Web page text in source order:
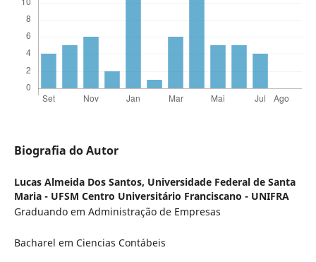
Biografia do Autor
Lucas Almeida Dos Santos, Universidade Federal de Santa
Maria - UFSM Centro Universitário Franciscano - UNIFRA
Graduando em Administração de Empresas
Bacharel em Ciencias Contábeis